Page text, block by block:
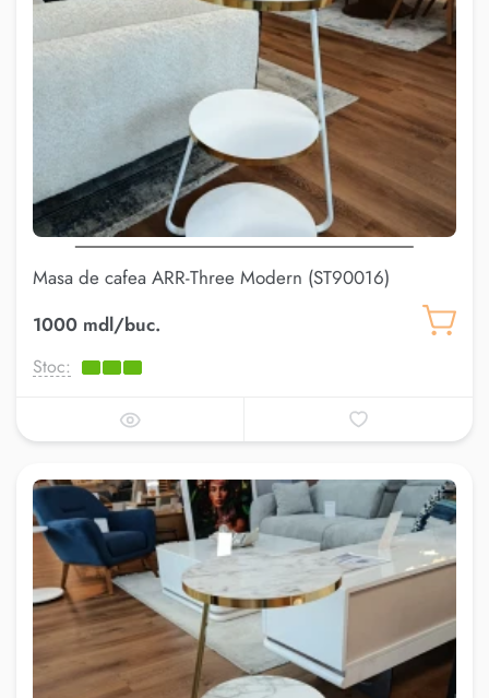
Masa de cafea ARR-Three Modern (ST90016)
1000 mdl/buc.
Stoc: